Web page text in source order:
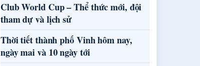
Club World Cup – Thể thức mới, đội
tham dự và lịch sử
Thời tiết thành phố Vinh hôm nay,
ngày mai và 10 ngày tới